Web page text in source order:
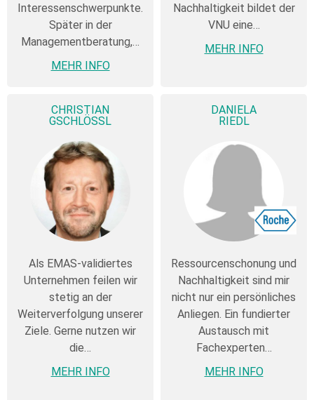
Interessenschwerpunkte.
Später in der
Managementberatung,…
MEHR INFO
Nachhaltigkeit bildet der
VNU eine…
MEHR INFO
CHRISTIAN
GSCHLÖSSL
Als EMAS-validiertes
Unternehmen feilen wir
stetig an der
Weiterverfolgung unserer
Ziele. Gerne nutzen wir
die…
MEHR INFO
DANIELA
RIEDL
Ressourcenschonung und
Nachhaltigkeit sind mir
nicht nur ein persönliches
Anliegen. Ein fundierter
Austausch mit
Fachexperten…
MEHR INFO